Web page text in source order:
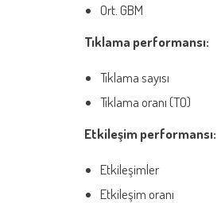
Ort. GBM
Tıklama performansı:
Tıklama sayısı
Tıklama oranı (TO)
Etkileşim performansı:
Etkileşimler
Etkileşim oranı